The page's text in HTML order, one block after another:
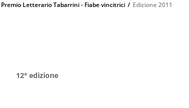
Letterario Tabarrini - Fiabe vincitrici / Edizione 2011
12° edizione